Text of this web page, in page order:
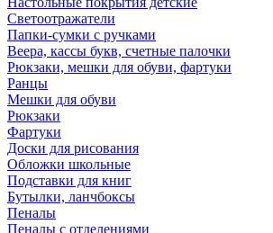
Светоотражатели
Папки-сумки с ручками
Веера, кассы букв, счетные палочки
Рюкзаки, мешки для обуви, фартуки
Ранцы
Мешки для обуви
Рюкзаки
Фартуки
Доски для рисования
Обложки школьные
Подставки для книг
Бутылки, ланчбоксы
Пеналы
Пеналы с отделениями